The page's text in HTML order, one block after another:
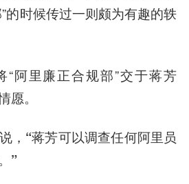
的时候传过一则颇为有趣的轶
“阿里廉正合规部”交于蒋芳
愿。
， “蒋芳可以调查任何阿里员
”